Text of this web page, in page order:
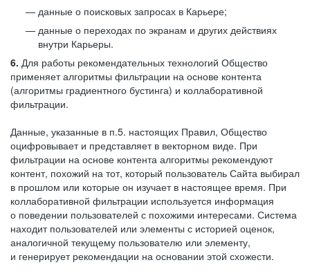
данные о поисковых запросах в Карьере;
данные о переходах по экранам и других действиях
внутри Карьеры.
6. Для работы рекомендательных технологий Общество
применяет алгоритмы фильтрации на основе контента
(алгоритмы градиентного бустинга) и коллаборативной
фильтрации.
Данные, указанные в п.5. настоящих Правил, Общество
оцифровывает и представляет в векторном виде. При
фильтрации на основе контента алгоритмы рекомендуют
контент, похожий на тот, который пользователь Сайта выбирал
в прошлом или которые он изучает в настоящее время. При
коллаборативной фильтрации используется информация
о поведении пользователей с похожими интересами. Система
находит пользователей или элементы с историей оценок,
аналогичной текущему пользователю или элементу,
и генерирует рекомендации на основании этой схожести.